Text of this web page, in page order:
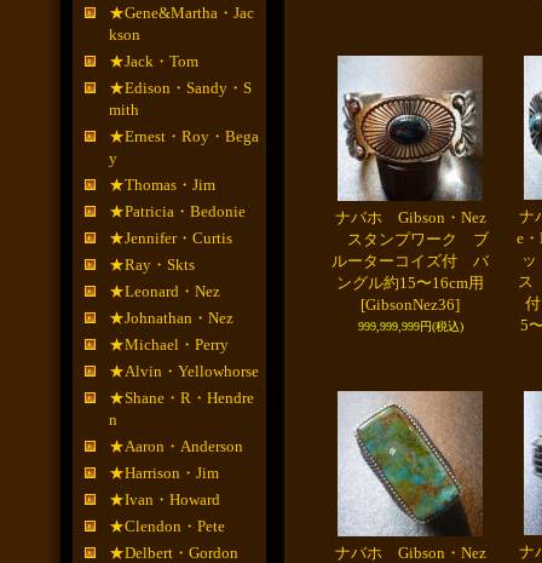
★Gene&Martha・Jac
kson
★Jack・Tom
★Edison・Sandy・S
mith
★Ernest・Roy・Bega
y
★Thomas・Jim
★Patricia・Bedonie
★Jennifer・Curtis
★Ray・Skts
★Leonard・Nez
★Johnathan・Nez
★Michael・Perry
★Alvin・Yellowhorse
★Shane・R・Hendre
n
★Aaron・Anderson
★Harrison・Jim
★Ivan・Howard
★Clendon・Pete
★Delbert・Gordon
ナバホ Gibson・Nez
スタンプワーク ブ
ルーターコイズ付 バ
ングル約15〜16cm用
[GibsonNez36]
999,999,999円(税込)
ナ
e
ス
5
ナバホ Gibson・Nez
ナ